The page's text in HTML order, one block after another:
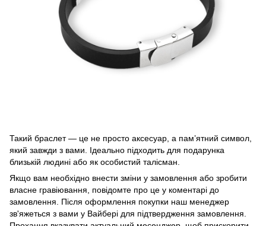
Такий браслет — це не просто аксесуар, а пам’ятний символ,
який завжди з вами. Ідеально підходить для подарунка
близькій людині або як особистий талісман.
Якщо вам необхідно внести зміни у замовлення або зробити
власне гравіювання, повідомте про це у коментарі до
замовлення. Після оформлення покупки наш менеджер
зв'яжеться з вами у Вайбері для підтвердження замовлення.